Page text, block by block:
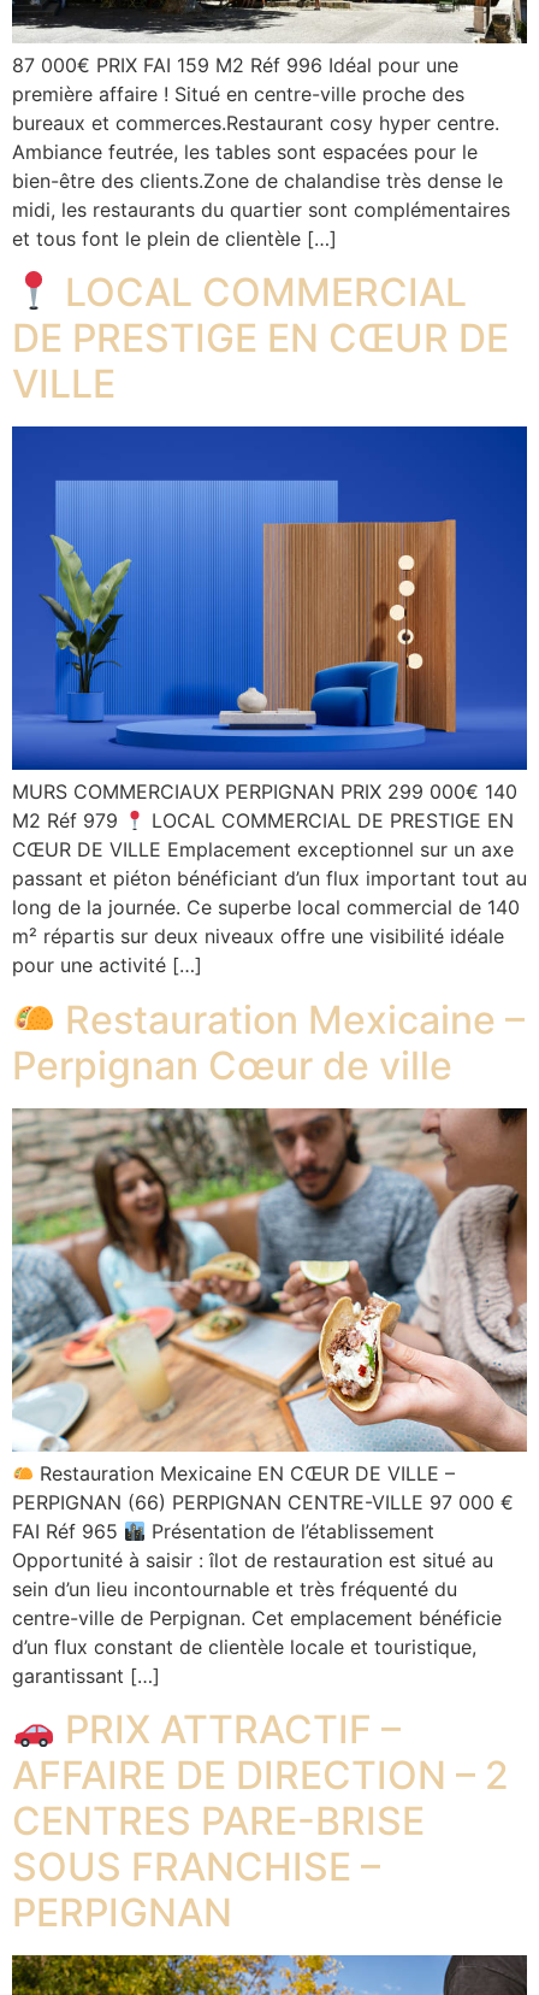
87 000€ PRIX FAI 159 M2 Réf 996 Idéal pour une
première affaire ! Situé en centre-ville proche des
bureaux et commerces.Restaurant cosy hyper centre.
Ambiance feutrée, les tables sont espacées pour le
bien-être des clients.Zone de chalandise très dense le
midi, les restaurants du quartier sont complémentaires
et tous font le plein de clientèle […]
LOCAL COMMERCIAL
DE PRESTIGE EN CŒUR DE
VILLE
MURS COMMERCIAUX PERPIGNAN PRIX 299 000€ 140
M2 Réf 979
LOCAL COMMERCIAL DE PRESTIGE EN
CŒUR DE VILLE Emplacement exceptionnel sur un axe
passant et piéton bénéficiant d’un flux important tout au
long de la journée. Ce superbe local commercial de 140
m² répartis sur deux niveaux offre une visibilité idéale
pour une activité […]
Restauration Mexicaine –
Perpignan Cœur de ville
Restauration Mexicaine EN CŒUR DE VILLE –
PERPIGNAN (66) PERPIGNAN CENTRE-VILLE 97 000 €
FAI Réf 965
Présentation de l’établissement
Opportunité à saisir : îlot de restauration est situé au
sein d’un lieu incontournable et très fréquenté du
centre-ville de Perpignan. Cet emplacement bénéficie
d’un flux constant de clientèle locale et touristique,
garantissant […]
PRIX ATTRACTIF –
AFFAIRE DE DIRECTION – 2
CENTRES PARE-BRISE
SOUS FRANCHISE –
PERPIGNAN